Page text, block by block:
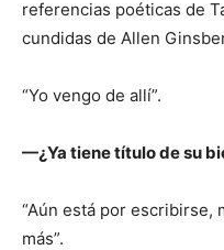
referencias poéticas de
cundidas de Allen
“Yo vengo de allí”.
—¿Ya tiene título de su
“Aún está por escribirse,
más”.